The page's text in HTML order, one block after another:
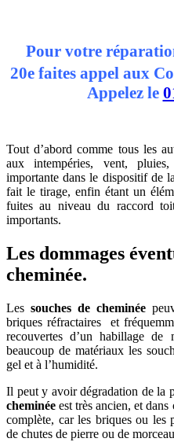
Pour votre
20e faites appel aux
Appelez le
Tout d’abord comme tous les
aux intempéries, vent,
importante dans le dispositif de
fait le tirage, enfin étant un
fuites au niveau du raccord
importants.
Les dommages
cheminée.
Lessouches de cheminée
briques réfractaires et
recouvertes d’un habillage
beaucoup de matériaux les
gel et à l’humidité.
Il peut y avoir dégradation de la
cheminée est très ancien, et
complète, car les briques ou les
de chutes de pierre ou de